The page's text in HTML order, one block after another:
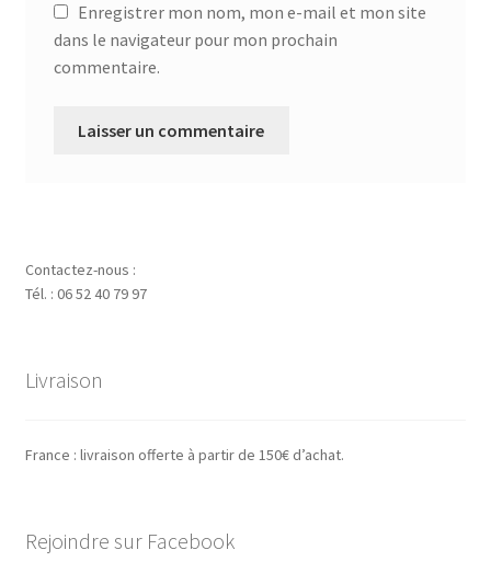
Enregistrer mon nom, mon e-mail et mon site
dans le navigateur pour mon prochain
commentaire.
Contactez-nous :
Tél. : 06 52 40 79 97
Livraison
France : livraison offerte à partir de 150€ d’achat.
Rejoindre sur Facebook